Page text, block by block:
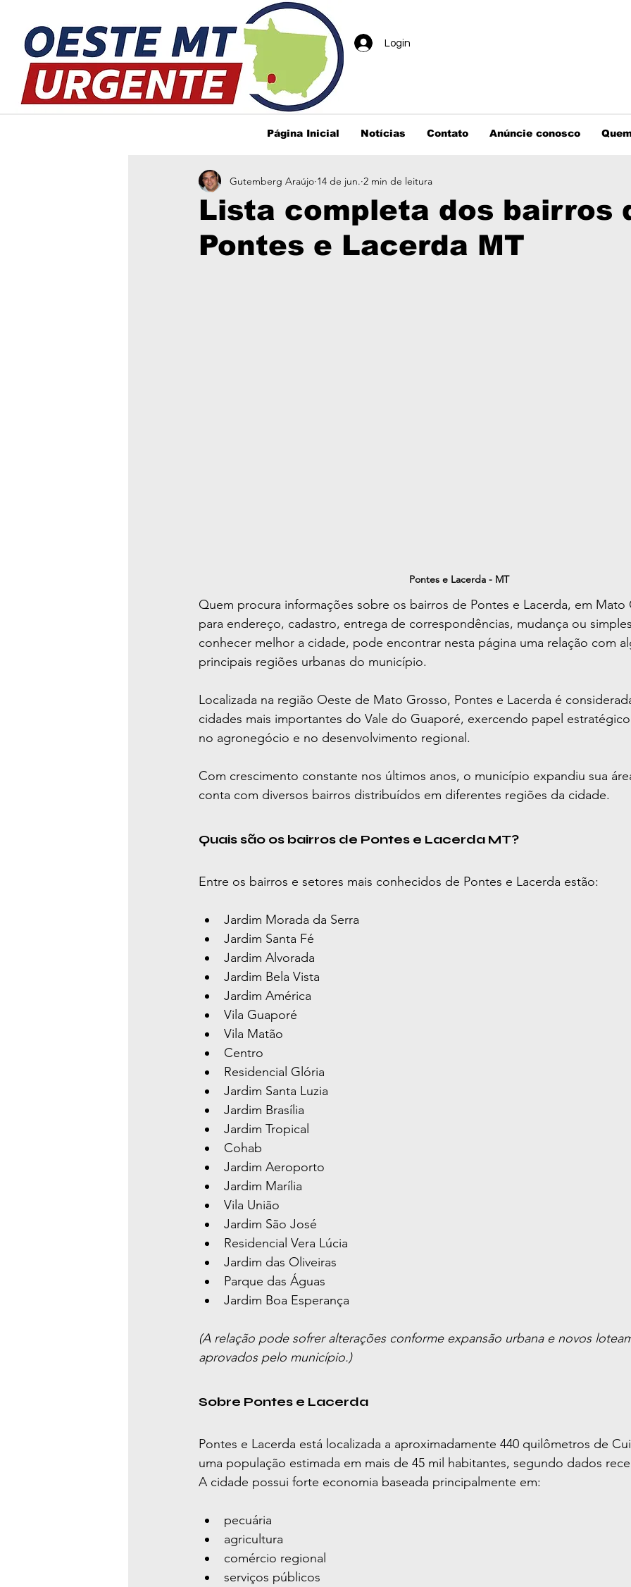
Login
Página Inicial Notícias Contato Anúncie conosco
Lista completa dos bairros
Pontes e Lacerda MT
Gutemberg Araújo 14 de jun. 2 min de leitura
Pontes e Lacerda - MT
Quem procura informações sobre os bairros de Pontes e Lacerda, em Mato
para endereço, cadastro, entrega de correspondências, mudança ou
conhecer melhor a cidade, pode encontrar nesta página uma relação com
principais regiões urbanas do município.
Localizada na região Oeste de Mato Grosso, Pontes e Lacerda é
cidades mais importantes do Vale do Guaporé, exercendo papel
no agronegócio e no desenvolvimento regional.
Com crescimento constante nos últimos anos, o município expandiu sua
conta com diversos bairros distribuídos em diferentes regiões da cidade.
Quais são os bairros de Pontes e Lacerda MT?
Entre os bairros e setores mais conhecidos de Pontes e Lacerda estão:
Jardim Morada da Serra
Jardim Santa Fé
Jardim Alvorada
Jardim Bela Vista
Jardim América
Vila Guaporé
Vila Matão
Centro
Residencial Glória
Jardim Santa Luzia
Jardim Brasília
Jardim Tropical
Cohab
Jardim Aeroporto
Jardim Marília
Vila União
Jardim São José
Residencial Vera Lúcia
Jardim das Oliveiras
Parque das Águas
Jardim Boa Esperança
(A relação pode sofrer alterações conforme expansão urbana e novos
aprovados pelo município.)
Sobre Pontes e Lacerda
Pontes e Lacerda está localizada a aproximadamente 440 quilômetros de
uma população estimada em mais de 45 mil habitantes, segundo dados
A cidade possui forte economia baseada principalmente em:
pecuária
agricultura
comércio regional
serviços públicos